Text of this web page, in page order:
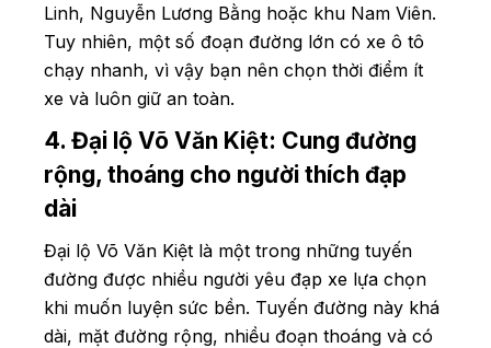
Linh, Nguyễn Lương Bằng hoặc khu Nam Viên.
Tuy nhiên, một số đoạn đường lớn có xe ô tô
chạy nhanh, vì vậy bạn nên chọn thời điểm ít
xe và luôn giữ an toàn.
4. Đại lộ Võ Văn Kiệt: Cung đường
rộng, thoáng cho người thích đạp
dài
Đại lộ Võ Văn Kiệt là một trong những tuyến
đường được nhiều người yêu đạp xe lựa chọn
khi muốn luyện sức bền. Tuyến đường này khá
dài, mặt đường rộng, nhiều đoạn thoáng và có